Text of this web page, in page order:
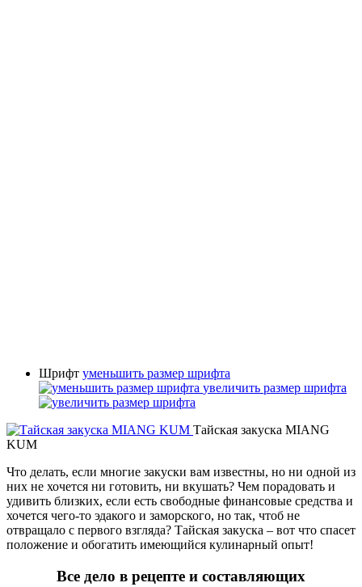
Шрифт уменьшить размер шрифта
увеличить размер шрифта
Тайская закуска MIANG
KUM
Что делать, если многие закуски вам известны, но ни одной из
них не хочется ни готовить, ни вкушать? Чем порадовать и
удивить близких, если есть свободные финансовые средства и
хочется чего-то эдакого и заморского, но так, чтоб не
отвращало с первого взгляда? Тайская закуска – вот что спасет
положение и обогатить имеющийся кулинарный опыт!
Все дело в рецепте и составляющих